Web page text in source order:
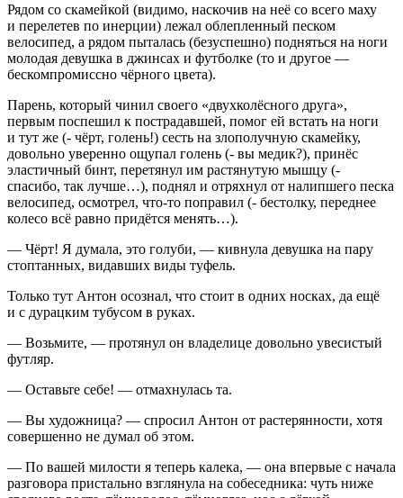
Рядом со скамейкой (видимо, наскочив на неё со всего маху
и перелетев по инерции) лежал облепленный песком
велосипед, а рядом пыталась (безуспешно) подняться на ноги
молодая девушка в джинсах и футболке (то и другое —
бескомпромиссно чёрного цвета).
Парень, который чинил своего «двухколёсного друга»,
первым поспешил к пострадавшей, помог ей встать на ноги
и тут же (- чёрт, голень!) сесть на злополучную скамейку,
довольно уверенно ощупал голень (- вы медик?), принёс
эластичный бинт, перетянул им растянутую мышцу (-
спасибо, так лучше…), поднял и отряхнул от налипшего песка
велосипед, осмотрел, что-то поправил (- бестолку, переднее
колесо всё равно придётся менять…).
— Чёрт! Я думала, это голуби, — кивнула девушка на пару
стоптанных, видавших виды туфель.
Только тут Антон осознал, что стоит в одних носках, да ещё
и с дурацким тубусом в руках.
— Возьмите, — протянул он владелице довольно увесистый
футляр.
— Оставьте себе! — отмахнулась та.
— Вы художница? — спросил Антон от растерянности, хотя
совершенно не думал об этом.
— По вашей милости я теперь калека, — она впервые с начала
разговора пристально взглянула на собеседника: чуть ниже